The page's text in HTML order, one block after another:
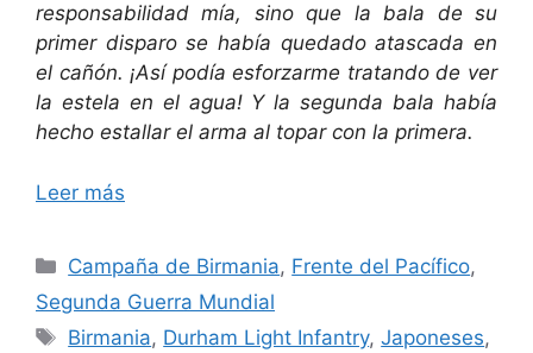
responsabilidad mía, sino que la bala de su
primer disparo se había quedado atascada en
el cañón. ¡Así podía esforzarme tratando de ver
la estela en el agua! Y la segunda bala había
hecho estallar el arma al topar con la primera.
Leer más
Categorías
Campaña de Birmania, Frente del Pacífico,
Segunda Guerra Mundial
Etiquetas
Birmania, Durham Light Infantry,Japoneses,